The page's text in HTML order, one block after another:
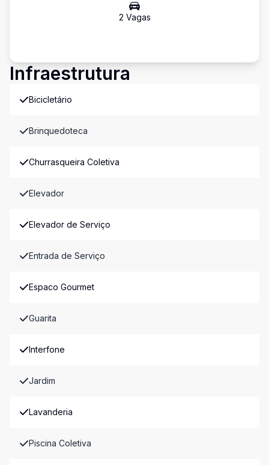
2 Vagas
Infraestrutura
Bicicletário
Brinquedoteca
Churrasqueira Coletiva
Elevador
Elevador de Serviço
Entrada de Serviço
Espaco Gourmet
Guarita
Interfone
Jardim
Lavanderia
Piscina Coletiva